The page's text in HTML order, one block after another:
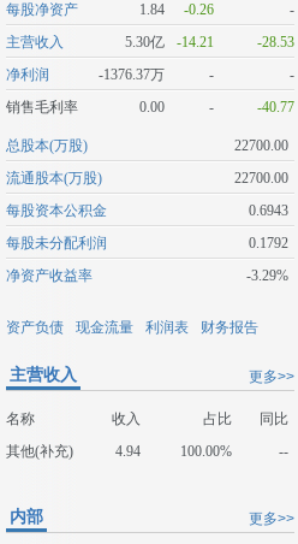
每股净资产
1.84 -0.26
-
主营收入
5.30亿 -14.21
-28.53
净利润
-1376.37万 -
-
销售毛利率
0.00 - -40.77
总股本(万股)
22700.00
流通股本(万股)
22700.00
每股资本公积金
0.6943
每股未分配利润
0.1792
净资产收益率
-3.29%
资产负债 现金流量 利润表 财务报告
更多>>
主营收入
名称 收入 占比
同比
其他(补充)
4.94 100.00% --
更多>>
内部